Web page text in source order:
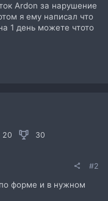
Ardon за нарушение
я ему написал что
1 день можете чтото
20 30
#2
форме и в нужном